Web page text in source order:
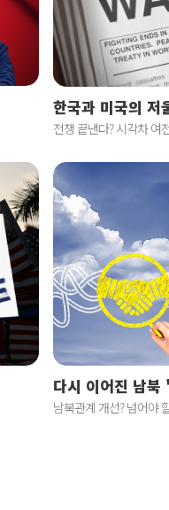
한국과 미국의
전쟁 끝낸다? 시각차 여
다시 이어진 남
남북관계 개선? 넘어야